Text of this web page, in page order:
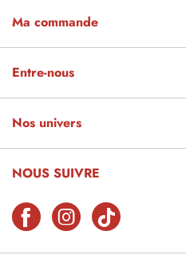
Ma commande
Entre-nous
Nos univers
NOUS SUIVRE